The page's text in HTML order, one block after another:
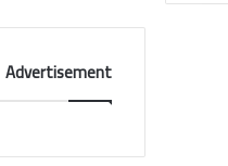
Advertisement